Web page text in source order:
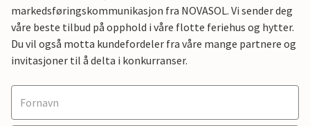
markedsføringskommunikasjon fra NOVASOL. Vi sender deg
våre beste tilbud på opphold i våre flotte feriehus og hytter.
Du vil også motta kundefordeler fra våre mange partnere og
invitasjoner til å delta i konkurranser.